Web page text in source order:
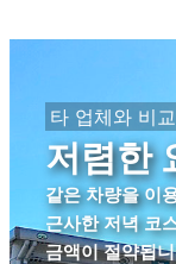
타 업체와 비
저렴한
같은 차량을 이
근사한 저녁 코
금액이 절약됩